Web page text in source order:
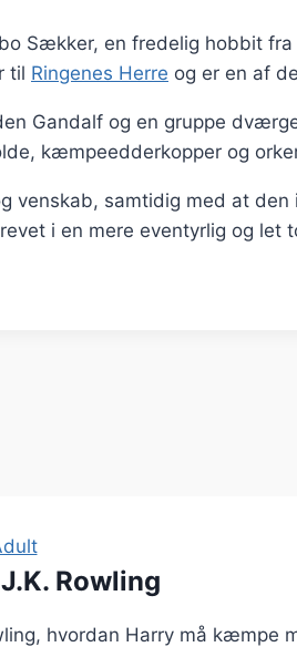
Sækker, en fredelig hobbit
til Ringenes Herre og er en af
Gandalf og en gruppe
kæmpeedderkopper og
venskab, samtidig med at
i en mere eventyrlig og
Rowling
hvordan Harry må